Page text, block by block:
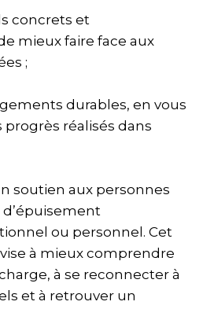
concrets et
mieux faire face aux
;
durables, en vous
réalisés dans
soutien aux personnes
ou personnel. Cet
à mieux comprendre
à se reconnecter à
et à retrouver un